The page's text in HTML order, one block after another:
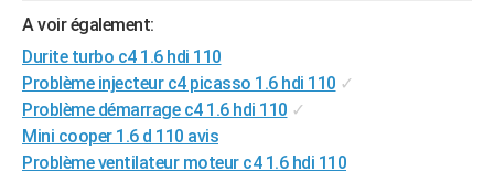
LIFESTYLE
Art de vivre
Bien-être
Loisirs
Mode
Modes de vie
SANTE
Alimentation
Guide de la santé
Maladies
Médicaments
Sommeil
VOYAGE
Destinations
City break
Voyage nature
Voyage de noces
Forum
Climat
+PHOTO
A voir également:
Durite turbo c4 1.6 hdi 110
Problème injecteur c4 picasso 1.6 hdi 110 ✓
Problème démarrage c4 1.6 hdi 110 ✓
Mini cooper 1.6 d 110 avis
Problème ventilateur moteur c4 1.6 hdi 110